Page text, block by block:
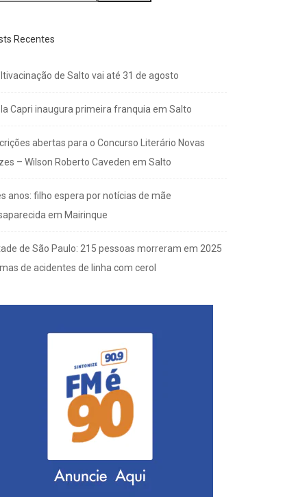
Recentes
de Salto vai até 31 de agosto
Capri inaugura primeira franquia em Salto
abertas para o Concurso Literário Novas
– Wilson Roberto Caveden em Salto
anos: filho espera por notícias de mãe
em Mairinque
de São Paulo: 215 pessoas morreram em 2025
de acidentes de linha com cerol